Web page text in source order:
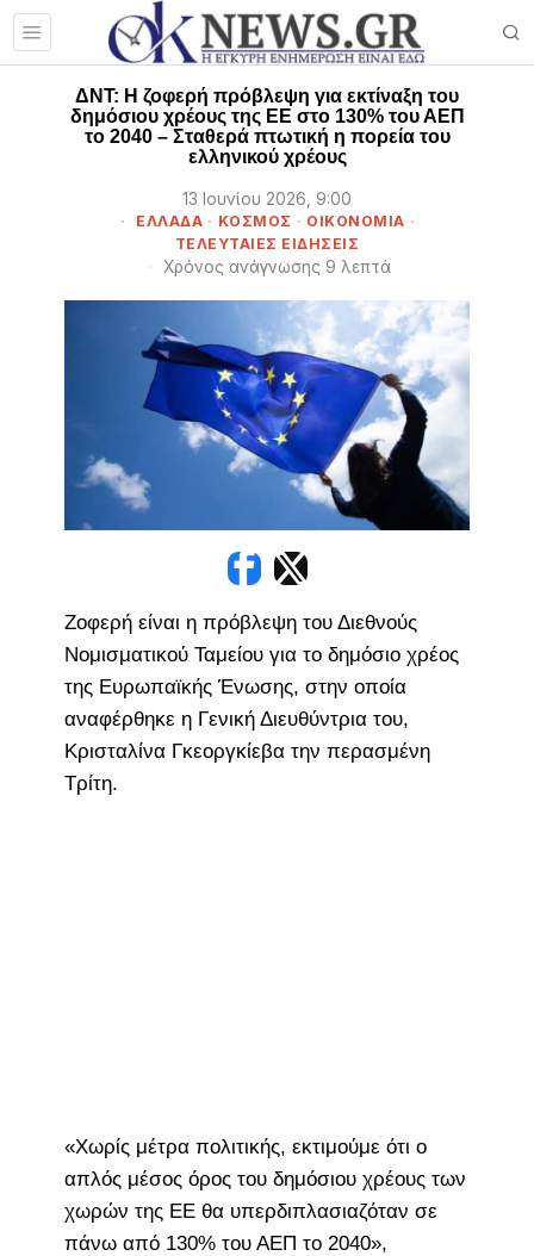
ΔΝΤ: Η ζοφερή πρόβλεψη για εκτίναξη του
δημόσιου χρέους της ΕΕ στο 130% του ΑΕΠ
το 2040 – Σταθερά πτωτική η πορεία του
ελληνικού χρέους
13 Ιουνίου 2026, 9:00
ΕΛΛΑΔΑ · ΚΟΣΜΟΣ · ΟΙΚΟΝΟΜΙΑ ·
ΤΕΛΕΥΤΑΙΕΣ ΕΙΔΗΣΕΙΣ
Χρόνος ανάγνωσης 9 λεπτά
Ζοφερή είναι η πρόβλεψη του Διεθνούς
Νομισματικού Ταμείου για το δημόσιο χρέος
της Ευρωπαϊκής Ένωσης, στην οποία
αναφέρθηκε η Γενική Διευθύντρια του,
Κρισταλίνα Γκεοργκίεβα την περασμένη
Τρίτη.
«Χωρίς μέτρα πολιτικής, εκτιμούμε ότι ο
απλός μέσος όρος του δημόσιου χρέους των
χωρών της ΕΕ θα υπερδιπλασιαζόταν σε
πάνω από 130% του ΑΕΠ το 2040»,